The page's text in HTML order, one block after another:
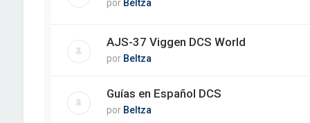
por Beltza
AJS-37 Viggen DCS World
por Beltza
Guías en Español DCS
por Beltza